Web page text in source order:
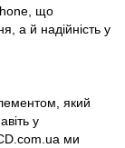
що
а й надійність у
який
у
ми